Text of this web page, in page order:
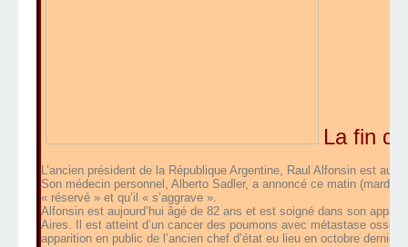
La fin
L’ancien président de la République Argentine, Raul Alfonsin est au
Son médecin personnel, Alberto Sadler, a annoncé ce matin (mardi
« réservé » et qu’il « s’aggrave ».
Alfonsin est aujourd’hui âgé de 82 ans et est soigné dans son
Aires. Il est atteint d’un cancer des poumons avec métastase
apparition en public de l’ancien chef d’état eu lieu en octobre